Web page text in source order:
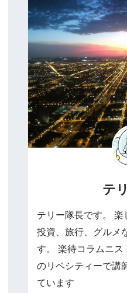
テ
テリー隊長です。 楽
投資、旅行、グルメ
す。 楽待コラムニス
のリベシティーで講
ています